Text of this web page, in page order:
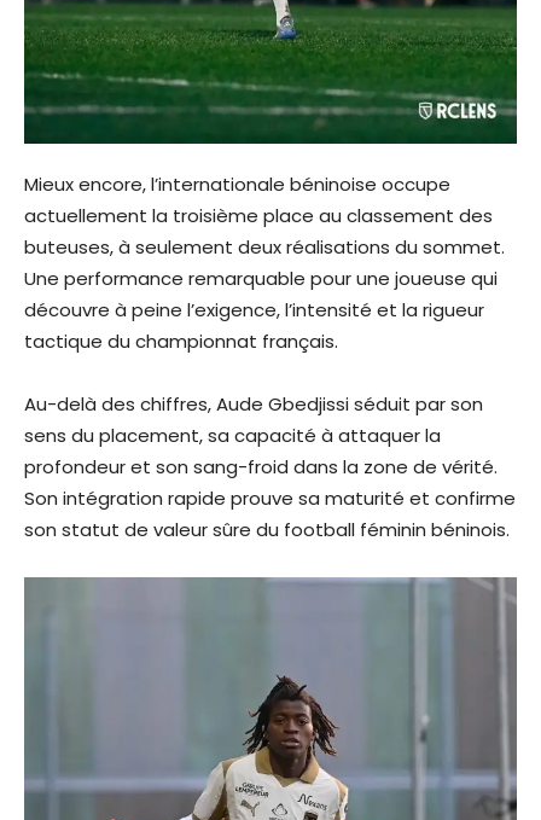
Mieux encore, l’internationale béninoise occupe
actuellement la troisième place au classement des
buteuses, à seulement deux réalisations du sommet.
Une performance remarquable pour une joueuse qui
découvre à peine l’exigence, l’intensité et la rigueur
tactique du championnat français.
Au-delà des chiffres, Aude Gbedjissi séduit par son
sens du placement, sa capacité à attaquer la
profondeur et son sang-froid dans la zone de vérité.
Son intégration rapide prouve sa maturité et confirme
son statut de valeur sûre du football féminin béninois.